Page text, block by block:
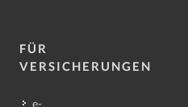
FÜR
VERSICHERUNGEN
e-